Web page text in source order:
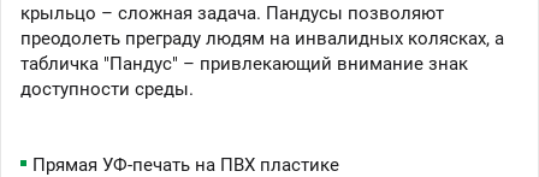
крыльцо – сложная задача. Пандусы позволяют
преодолеть преграду людям на инвалидных колясках, а
табличка "Пандус" – привлекающий внимание знак
доступности среды.
Прямая УФ-печать на ПВХ пластике